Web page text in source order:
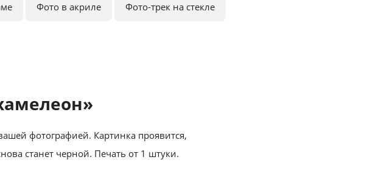
Фото в акриле Фото-трек на стекле
фотографией. Картинка проявится,
станет черной. Печать от 1 штуки.